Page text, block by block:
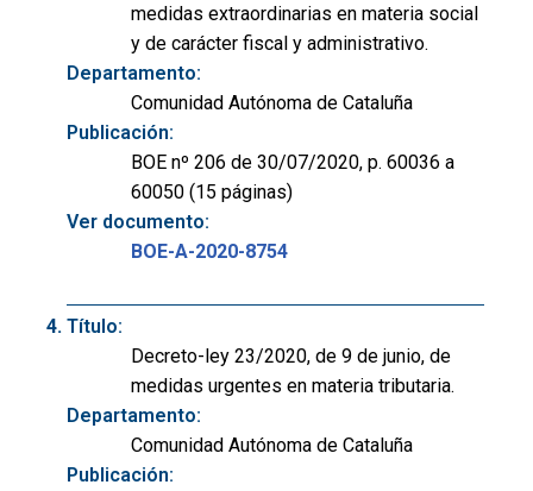
medidas extraordinarias en materia social
y de carácter fiscal y administrativo.
Departamento:
Comunidad Autónoma de Cataluña
Publicación:
BOE nº 206 de 30/07/2020, p. 60036 a
60050 (15 páginas)
Ver documento:
BOE-A-2020-8754
Título:
Decreto-ley 23/2020, de 9 de junio, de
medidas urgentes en materia tributaria.
Departamento:
Comunidad Autónoma de Cataluña
Publicación: